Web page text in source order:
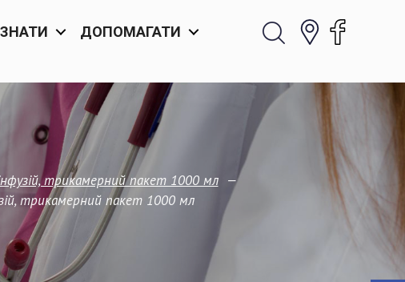
ЗНАТИ ДОПОМАГАТИ
інфузій, трикамерний пакет 1000 мл —
трикамерний пакет 1000 мл